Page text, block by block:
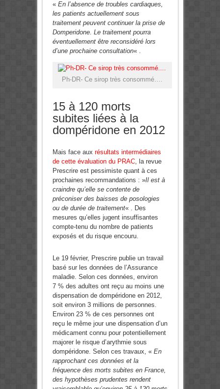
« En l’absence de troubles cardiaques,
les patients actuellement sous
traitement peuvent continuer la prise de
Domperidone. Le traitement pourra
éventuellement être reconsidéré lors
d’une prochaine consultation« .
Ph-DR- Ce sirop très consommé….
15 à 120 morts
subites liées à la
dompéridone en 2012
Mais face aux résultats intermédiaires
de cette évaluation du PRAC, la revue
Prescrire est pessimiste quant à ces
prochaines recommandations : »Il est à
craindre qu’elle se contente de
préconiser des baisses de posologies
ou de durée de traitement« . Des
mesures qu’elles jugent insuffisantes
compte-tenu du nombre de patients
exposés et du risque encouru.
Le 19 février, Prescrire publie un travail
basé sur les données de l’Assurance
maladie. Selon ces données, environ
7 % des adultes ont reçu au moins une
dispensation de dompéridone en 2012,
soit environ 3 millions de personnes.
Environ 23 % de ces personnes ont
reçu le même jour une dispensation d’un
médicament connu pour potentiellement
majorer le risque d’arythmie sous
dompéridone. Selon ces travaux, « En
rapprochant ces données et la
fréquence des morts subites en France,
des hypothèses prudentes rendent